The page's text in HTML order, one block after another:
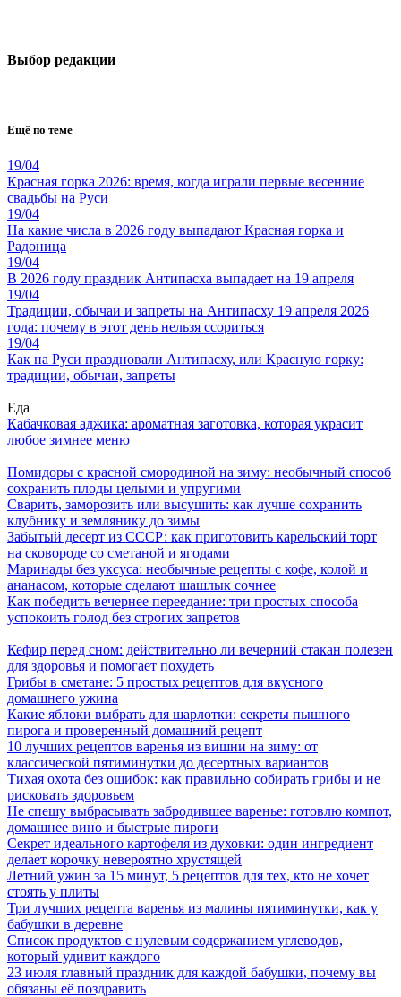
Выбор редакции
Ещё по теме
19/04
Красная горка 2026: время, когда играли первые весенние
свадьбы на Руси
19/04
На какие числа в 2026 году выпадают Красная горка и
Радоница
19/04
В 2026 году праздник Антипасха выпадает на 19 апреля
19/04
Традиции, обычаи и запреты на Антипасху 19 апреля 2026
года: почему в этот день нельзя ссориться
19/04
Как на Руси праздновали Антипасху, или Красную горку:
традиции, обычаи, запреты
Еда
Кабачковая аджика: ароматная заготовка, которая украсит
любое зимнее меню
Помидоры с красной смородиной на зиму: необычный способ
сохранить плоды целыми и упругими
Сварить, заморозить или высушить: как лучше сохранить
клубнику и землянику до зимы
Забытый десерт из СССР: как приготовить карельский торт
на сковороде со сметаной и ягодами
Маринады без уксуса: необычные рецепты с кофе, колой и
ананасом, которые сделают шашлык сочнее
Как победить вечернее переедание: три простых способа
успокоить голод без строгих запретов
Кефир перед сном: действительно ли вечерний стакан полезен
для здоровья и помогает похудеть
Грибы в сметане: 5 простых рецептов для вкусного
домашнего ужина
Какие яблоки выбрать для шарлотки: секреты пышного
пирога и проверенный домашний рецепт
10 лучших рецептов варенья из вишни на зиму: от
классической пятиминутки до десертных вариантов
Тихая охота без ошибок: как правильно собирать грибы и не
рисковать здоровьем
Не спешу выбрасывать забродившее варенье: готовлю компот,
домашнее вино и быстрые пироги
Секрет идеального картофеля из духовки: один ингредиент
делает корочку невероятно хрустящей
Летний ужин за 15 минут, 5 рецептов для тех, кто не хочет
стоять у плиты
Три лучших рецепта варенья из малины пятиминутки, как у
бабушки в деревне
Список продуктов с нулевым содержанием углеводов,
который удивит каждого
23 июля главный праздник для каждой бабушки, почему вы
обязаны её поздравить